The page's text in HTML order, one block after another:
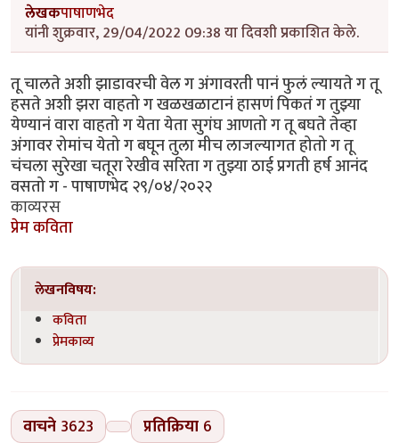
लेखकपाषाणभेद
यांनी शुक्रवार, 29/04/2022 09:38 या दिवशी प्रकाशित केले.
तू चालते अशी झाडावरची वेल ग अंगावरती पानं फुलं ल्यायते ग तू
हसते अशी झरा वाहतो ग खळखळाटानं हासणं पिकतं ग तुझ्या
येण्यानं वारा वाहतो ग येता येता सुगंघ आणतो ग तू बघते तेव्हा
अंगावर रोमांच येतो ग बघून तुला मीच लाजल्यागत होतो ग तू
चंचला सुरेखा चतूरा रेखीव सरिता ग तुझ्या ठाई प्रगती हर्ष आनंद
वसतो ग - पाषाणभेद २९/०४/२०२२
काव्यरस
प्रेम कविता
लेखनविषय:
कविता
प्रेमकाव्य
वाचने 3623 प्रतिक्रिया 6